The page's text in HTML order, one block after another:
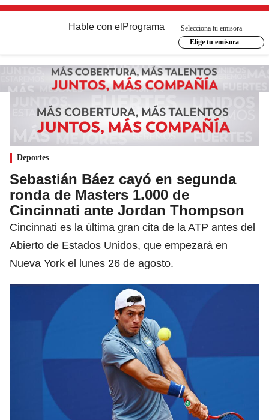
Hable con el Programa
Selecciona tu emisora
Elige tu emisora
Deportes
Sebastián Báez cayó en segunda
ronda de Masters 1.000 de
Cincinnati ante Jordan Thompson
Cincinnati es la última gran cita de la ATP antes del
Abierto de Estados Unidos, que empezará en
Nueva York el lunes 26 de agosto.